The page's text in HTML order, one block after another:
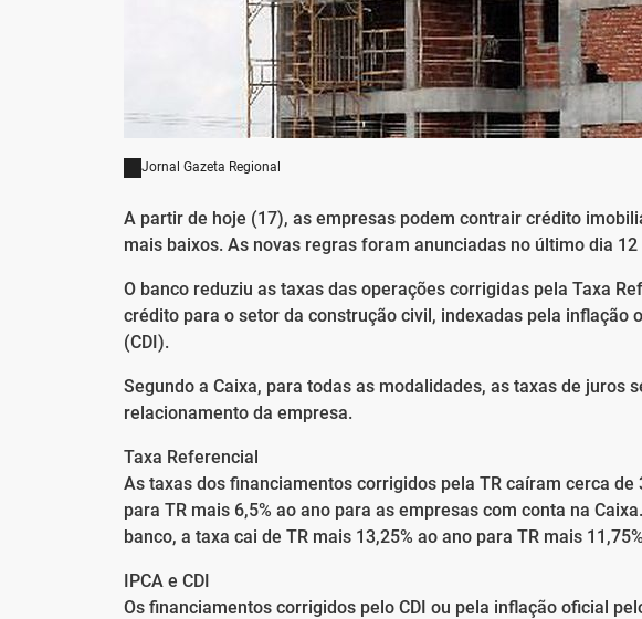
Jornal Gazeta Regional
A partir de hoje (17), as empresas podem contrair crédito
mais baixos. As novas regras foram anunciadas no último dia 12
O banco reduziu as taxas das operações corrigidas pela Taxa
crédito para o setor da construção civil, indexadas pela inflação
(CDI).
Segundo a Caixa, para todas as modalidades, as taxas de juros
relacionamento da empresa.
Taxa Referencial
As taxas dos financiamentos corrigidos pela TR caíram cerca de
para TR mais 6,5% ao ano para as empresas com conta na
banco, a taxa cai de TR mais 13,25% ao ano para TR mais
IPCA e CDI
Os financiamentos corrigidos pelo CDI ou pela inflação oficial